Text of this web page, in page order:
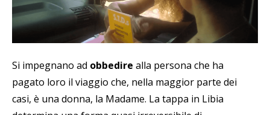
Si impegnano ad obbedire alla persona che ha
pagato loro il viaggio che, nella maggior parte dei
casi, è una donna, la Madame. La tappa in Libia